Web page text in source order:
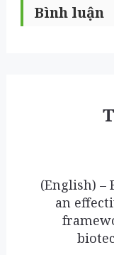
Bình luận
(English) –
an